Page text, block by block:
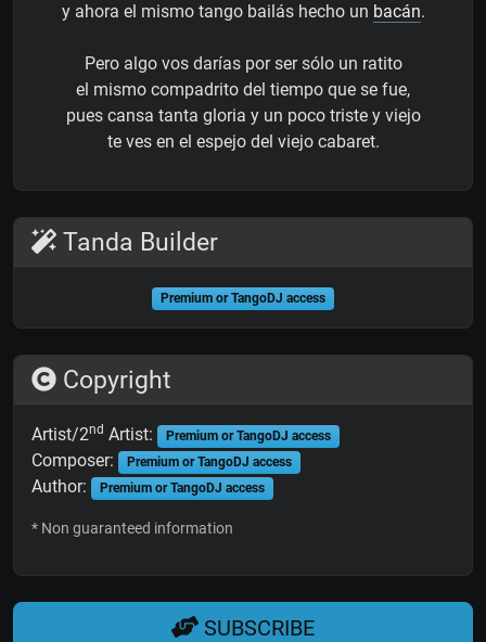
y ahora el mismo tango bailás hecho un bacán.
Pero algo vos darías por ser sólo un ratito
el mismo compadrito del tiempo que se fue,
pues cansa tanta gloria y un poco triste y viejo
te ves en el espejo del viejo cabaret.
Tanda Builder
Premium or TangoDJ access
Copyright
Artist/2nd Artist: Premium or TangoDJ access
Composer: Premium or TangoDJ access
Author: Premium or TangoDJ access
* Non guaranteed information
SUBSCRIBE